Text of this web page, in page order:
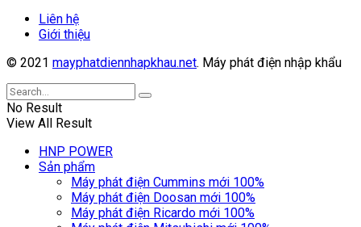
Liên hệ
Giới thiệu
© 2021 mayphatdiennhapkhau.net. Máy phát điện nhập khẩu
No Result
View All Result
HNP POWER
Sản phẩm
Máy phát điện Cummins mới 100%
Máy phát điện Doosan mới 100%
Máy phát điện Ricardo mới 100%